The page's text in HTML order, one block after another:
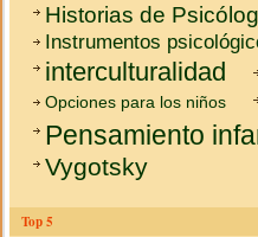
Historias de
Instrumentos
interculturalidad
Opciones para los niños
Pensamiento
Vygotsky
Top 5